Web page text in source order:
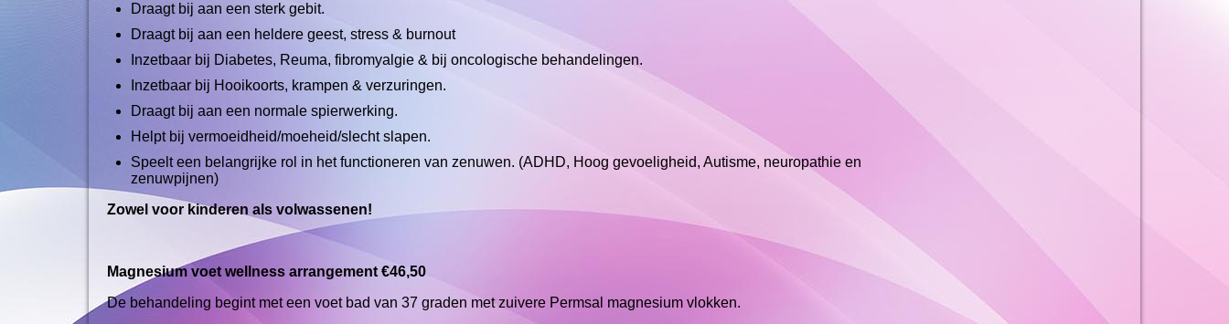
Draagt bij aan een sterk gebit.
Draagt bij aan een heldere geest, stress & burnout
Inzetbaar bij Diabetes, Reuma, fibromyalgie & bij oncologische behandelingen.
Inzetbaar bij Hooikoorts, krampen & verzuringen.
Draagt bij aan een normale spierwerking.
Helpt bij vermoeidheid/moeheid/slecht slapen.
Speelt een belangrijke rol in het functioneren van zenuwen. (ADHD, Hoog gevoeligheid, Autisme, neuropathie en
zenuwpijnen)
Zowel voor kinderen als volwassenen!
Magnesium voet wellness arrangement €46,50
De behandeling begint met een voet bad van 37 graden met zuivere Permsal magnesium vlokken.